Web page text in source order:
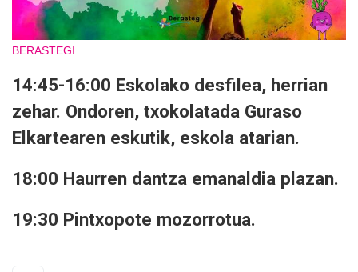
BERASTEGI
14:45-16:00 Eskolako desfilea, herrian
zehar. Ondoren, txokolatada Guraso
Elkartearen eskutik, eskola atarian.
18:00 Haurren dantza emanaldia plazan.
19:30 Pintxopote mozorrotua.